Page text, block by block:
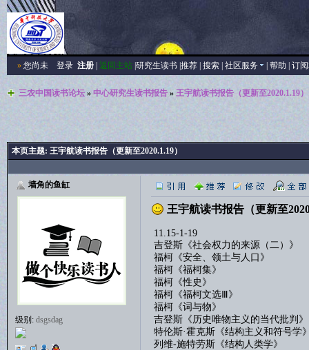
»您尚未 登录 注册| 返回主站| 研究生读书| 推荐| 搜索| 社区服务 帮助 订
三农中国读书论坛» 中心研究生读书报告» 王宇航读书报告（更新至2020.1.19）
本页主题: 王宇航读书报告（更新至2020.1.19）
墙角的鱼缸
级别: dsgsdag
王宇航读书报告（更新至
11.15-1-19
吉登斯《社会权力的来源（二）》
福柯《安全、领土与人口》
福柯《福柯集》
福柯《性史》
福柯《福柯文选Ⅲ》
福柯《词与物》
吉登斯《历史唯物主义的当代批判》
特伦斯·霍克斯《结构主义和符号学
列维-施特劳斯《结构人类学》